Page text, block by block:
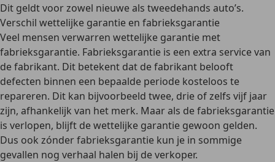
Dit geldt voor zowel nieuwe als tweedehands auto’s.
Verschil wettelijke garantie en fabrieksgarantie
Veel mensen verwarren wettelijke garantie met
fabrieksgarantie. Fabrieksgarantie is een extra service van
de fabrikant. Dit betekent dat de fabrikant belooft
defecten binnen een bepaalde periode kosteloos te
repareren. Dit kan bijvoorbeeld twee, drie of zelfs vijf jaar
zijn, afhankelijk van het merk. Maar als de fabrieksgarantie
is verlopen, blijft de wettelijke garantie gewoon gelden.
Dus ook zónder fabrieksgarantie kun je in sommige
gevallen nog verhaal halen bij de verkoper.